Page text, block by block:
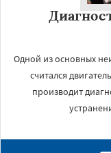
Одной из основных
считался
производит